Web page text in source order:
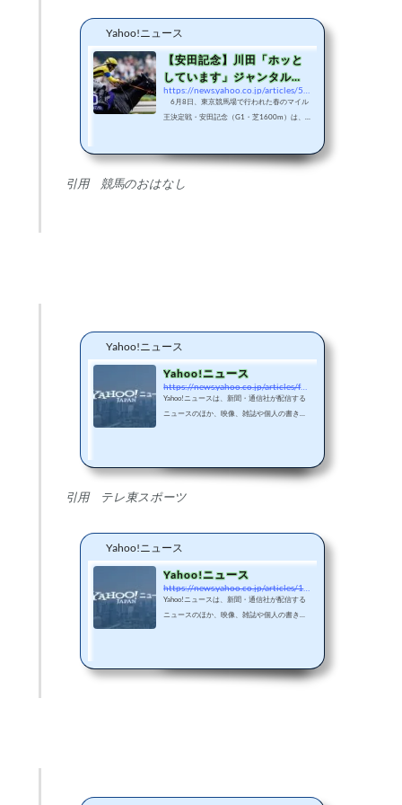
Yahoo!ニュース
【安田記念】川田「ホッと
しています」ジャンタルマ
ンタルがG1・3勝目をマー
ク（競...
6月8日、東京競馬場で行われた春のマイル
王決定戦・安田記念（G1・芝1600m）は、2
ウルラッシュは追い込み届かず
引用 競馬のおはなし
Yahoo!ニュース
Yahoo!ニュース
https://news.yahoo.co.jp/articles/f425d0b0f05d49c4cf93155d7704097aaadceef2
Yahoo!ニュースは、新聞・通信社が配信する
ニュースのほか、映像、雑誌や個人の書き手
引用 テレ東スポーツ
Yahoo!ニュース
Yahoo!ニュース
https://news.yahoo.co.jp/articles/12114add711a5817da2bb36e28e1f3e91c1d986a
Yahoo!ニュースは、新聞・通信社が配信する
ニュースのほか、映像、雑誌や個人の書き手